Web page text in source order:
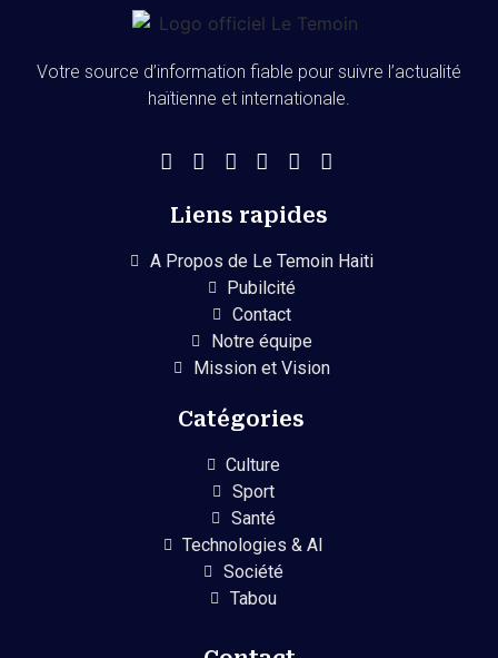
Votre source d’information fiable pour suivre l’actualité
haïtienne et internationale.
Liens rapides
A Propos de Le Temoin Haiti
Pubilcité
Contact
Notre équipe
Mission et Vision
Catégories
Culture
Sport
Santé
Technologies & AI
Société
Tabou